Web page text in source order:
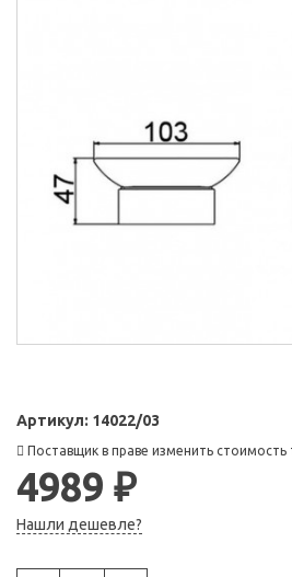
Артикул: 14022/03
Поставщик в праве изменить стоимость
4989 ₽
Нашли дешевле?